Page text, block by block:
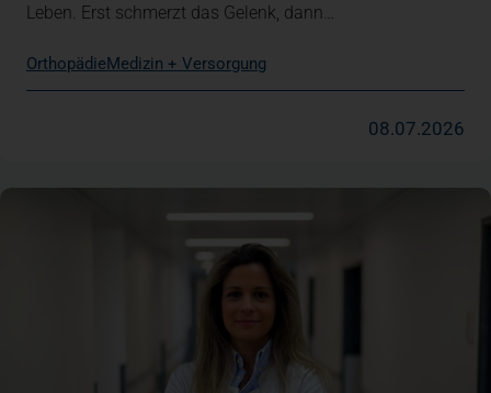
Leben. Erst schmerzt das Gelenk, dann…
OrthopädieMedizin + Versorgung
08.07.2026